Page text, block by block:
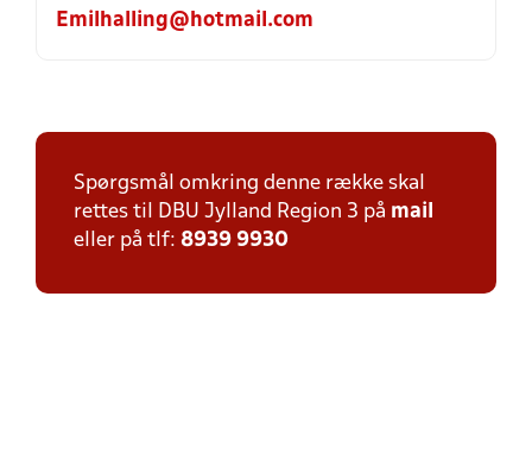
Emilhalling@hotmail.com
Spørgsmål omkring denne række skal
rettes til DBU Jylland Region 3 på mail
eller på tlf: 8939 9930